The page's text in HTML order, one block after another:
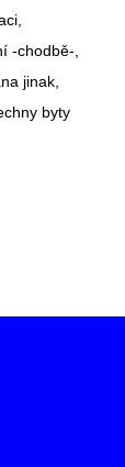
-chodbě-,
jinak,
byty